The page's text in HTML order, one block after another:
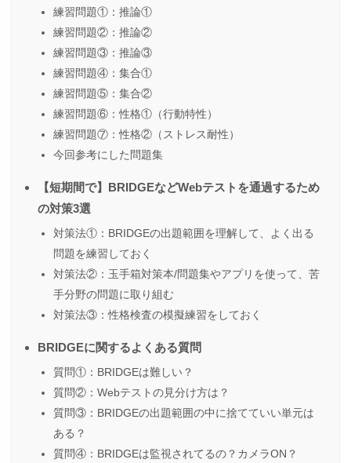
練習問題①：推論①
練習問題②：推論②
練習問題③：推論③
練習問題④：集合①
練習問題⑤：集合②
練習問題⑥：性格①（行動特性）
練習問題⑦：性格②（ストレス耐性）
今回参考にした問題集
【短期間で】BRIDGEなどWebテストを通過するため
の対策3選
対策法①：BRIDGEの出題範囲を理解して、よく出る
問題を練習しておく
対策法②：玉手箱対策本/問題集やアプリを使って、苦
手分野の問題に取り組む
対策法③：性格検査の模擬練習をしておく
BRIDGEに関するよくある質問
質問①：BRIDGEは難しい？
質問②：Webテストの見分け方は？
質問③：BRIDGEの出題範囲の中に捨てていい単元は
ある？
質問④：BRIDGEは監視されてるの？カメラON？